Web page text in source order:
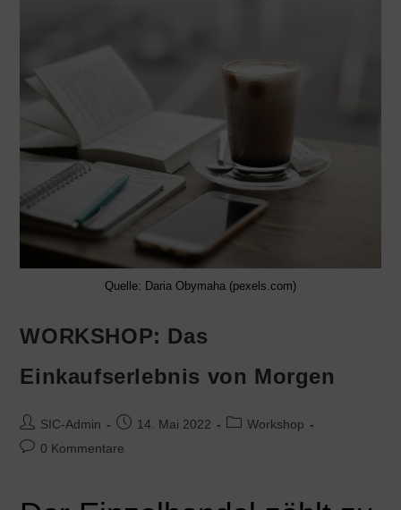
Quelle: Daria Obymaha (pexels.com)
WORKSHOP: Das
Einkaufserlebnis von Morgen
SIC-Admin 14. Mai 2022
Workshop
0 Kommentare